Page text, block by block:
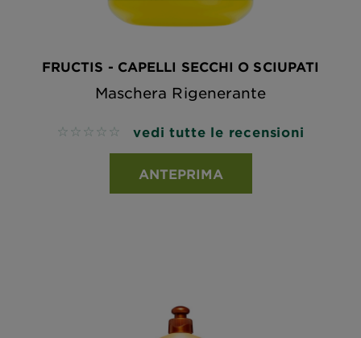
FRUCTIS - CAPELLI SECCHI O SCIUPATI
Maschera Rigenerante
No reviews vedi tutte le recensioni
ANTEPRIMA